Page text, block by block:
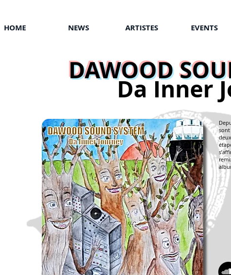
HOME NEWS ARTISTES EVENTS
DAWOOD
Da Inner